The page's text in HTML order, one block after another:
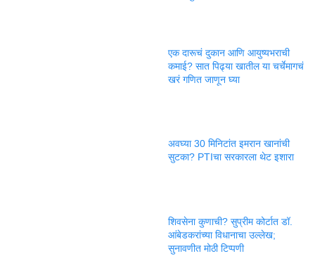
एक दारूचं दुकान आणि आयुष्यभराची
कमाई? सात पिढ्या खातील या चर्चेमागचं
खरं गणित जाणून घ्या
अवघ्या 30 मिनिटांत इमरान खानांची
सुटका? PTIचा सरकारला थेट इशारा
शिवसेना कुणाची? सुप्रीम कोर्टात डॉ.
आंबेडकरांच्या विधानाचा उल्लेख;
सुनावणीत मोठी टिप्पणी